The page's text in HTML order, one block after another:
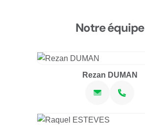
Notre équipe
Rezan DUMAN